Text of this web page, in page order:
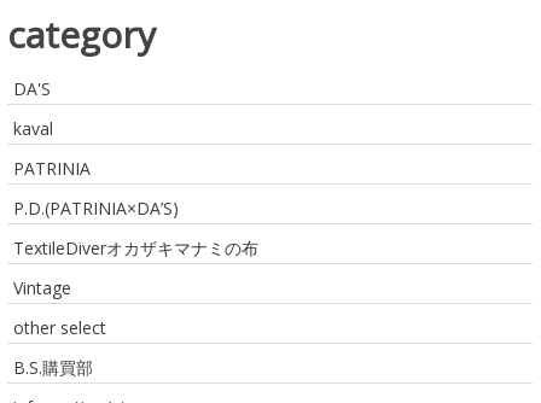
category
DA'S
kaval
PATRINIA
P.D.(PATRINIA×DA’S)
TextileDiverオカザキマナミの布
Vintage
other select
B.S.購買部